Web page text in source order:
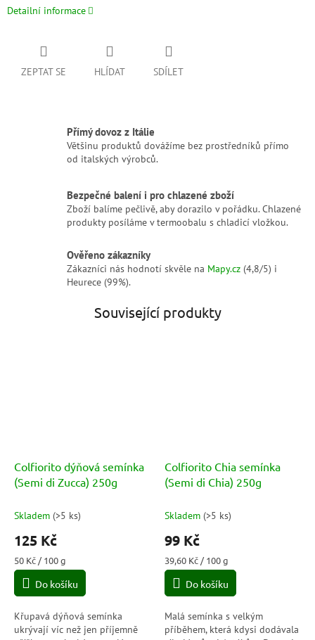
Detailní informace
ZEPTAT SE HLÍDAT SDÍLET
Přímý dovoz z Itálie
Většinu produktů dovážíme bez prostředníků přímo
od italských výrobců.
Bezpečné balení i pro chlazené zboží
Zboží balíme pečlivě, aby dorazilo v pořádku. Chlazené
produkty posíláme v termoobalu s chladicí vložkou.
Ověřeno zákazníky
Zákazníci nás hodnotí skvěle na Mapy.cz (4,8/5) i
Heurece (99%).
Související produkty
Colfiorito dýňová semínka
(Semi di Zucca) 250g
Skladem (>5 ks)
125 Kč
Měrná
cena:
50 Kč / 100 g
Do košíku
Křupavá dýňová semínka
ukrývají víc než jen příjemně
Colfiorito Chia semínka
(Semi di Chia) 250g
Skladem (>5 ks)
99 Kč
Měrná
cena:
39,60 Kč / 100 g
Do košíku
Malá semínka s velkým
příběhem, která kdysi dodávala